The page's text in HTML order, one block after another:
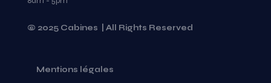
© 2025 Cabines | All Rights Reserved
Mentions légales